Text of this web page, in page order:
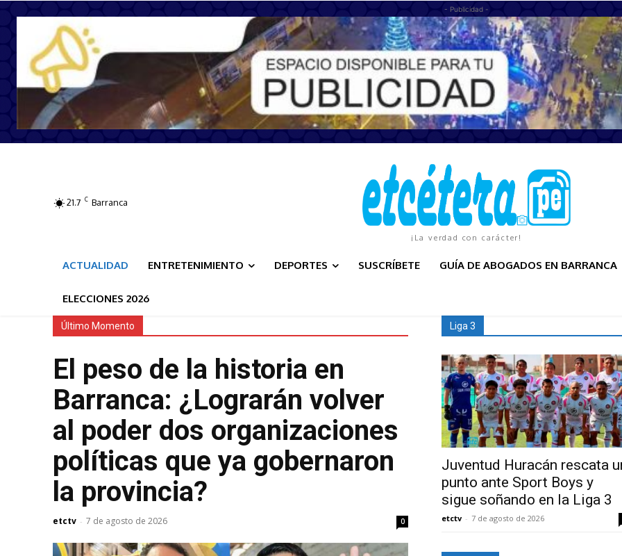
- Publicidad -
21.7 C Barranca
¡La verdad con carácter!
ACTUALIDAD ENTRETENIMIENTO DEPORTES SUSCRÍBETE GUÍA DE ABOGADOS EN BARRANCA
ELECCIONES 2026
Último Momento
El peso de la historia en
Barranca: ¿Lograrán volver
al poder dos organizaciones
políticas que ya gobernaron
la provincia?
etctv - 7 de agosto de 2026 0
Liga 3
Juventud Huracán rescata
punto ante Sport Boys y
sigue soñando en la Liga 3
etctv - 7 de agosto de 2026